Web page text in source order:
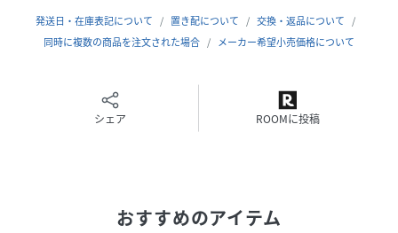
・きれいめパンツ、スカートに合わせて、オフィスカジュア
ルにも対応。
-----------------------------
発送日・在庫表記について 置き配について
交換・返品について
同時に複数の商品を注文された場合
メーカー希望小売価格について
シェア ROOMに投稿
おすすめのアイテム